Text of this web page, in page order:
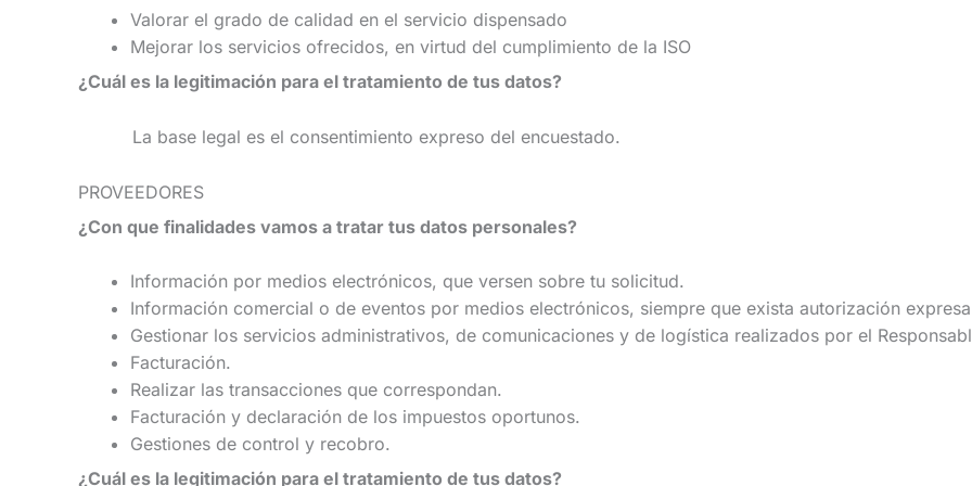
Valorar el grado de calidad en el servicio dispensado
Mejorar los servicios ofrecidos, en virtud del cumplimiento de la ISO
¿Cuál es la legitimación para el tratamiento de tus datos?
La base legal es el consentimiento expreso del encuestado.
PROVEEDORES
¿Con que finalidades vamos a tratar tus datos personales?
Información por medios electrónicos, que versen sobre tu solicitud.
Información comercial o de eventos por medios electrónicos, siempre que exista autorización
Gestionar los servicios administrativos, de comunicaciones y de logística realizados por el
Facturación.
Realizar las transacciones que correspondan.
Facturación y declaración de los impuestos oportunos.
Gestiones de control y recobro.
¿Cuál es la legitimación para el tratamiento de tus datos?